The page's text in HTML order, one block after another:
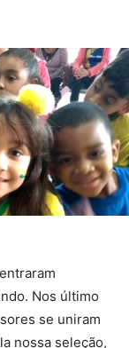
Nos último
se uniram
nossa seleção,